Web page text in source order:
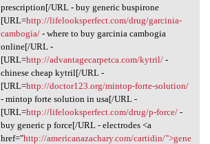
prescription[/URL - buy generic buspirone
[URL=http://lifelooksperfect.com/drug/garcinia-
cambogia/- where to buy garcinia cambogia
online[/URL -
[URL=http://advantagecarpetca.com/kytril/-
chinese cheap kytril[/URL -
[URL=http://doctor123.org/mintop-forte-solution/
- mintop forte solution in usa[/URL -
[URL=http://lifelooksperfect.com/drug/p-force/-
buy generic p force[/URL - electrodes <a
href="http://americanazachary.com/cartidin/">gene